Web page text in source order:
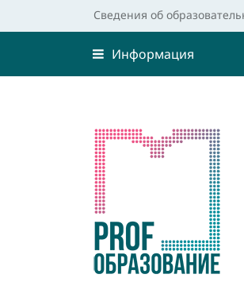
Сведения об
Информация